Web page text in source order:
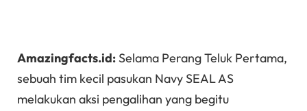
Amazingfacts.id:Selama Perang Teluk Pertama,
sebuah tim kecil pasukan Navy SEAL AS
melakukan aksi pengalihan yang begitu